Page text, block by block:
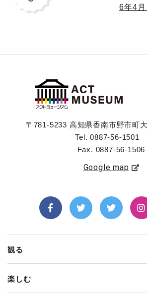
6年4月
〒781-5233 高知県香南市野市町
Tel. 0887-56-1501
Fax. 0887-56-1506
Google map
観る
楽しむ